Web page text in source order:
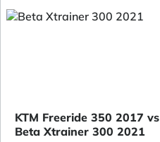
KTM Freeride 350 2017 vs
Beta Xtrainer 300 2021